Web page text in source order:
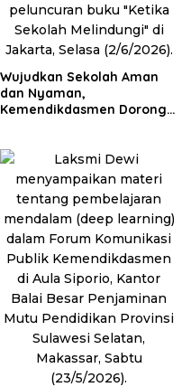
Wujudkan Sekolah Aman
dan Nyaman,
Kemendikdasmen Dorong